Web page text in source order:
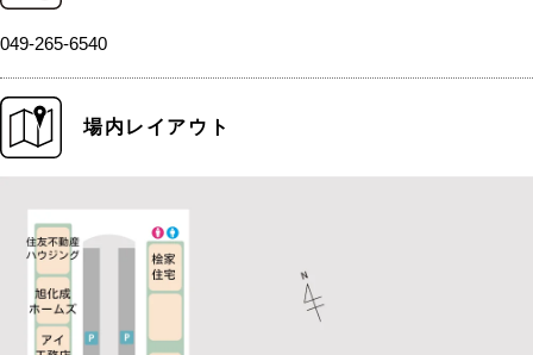
049-265-6540
場内レイアウト